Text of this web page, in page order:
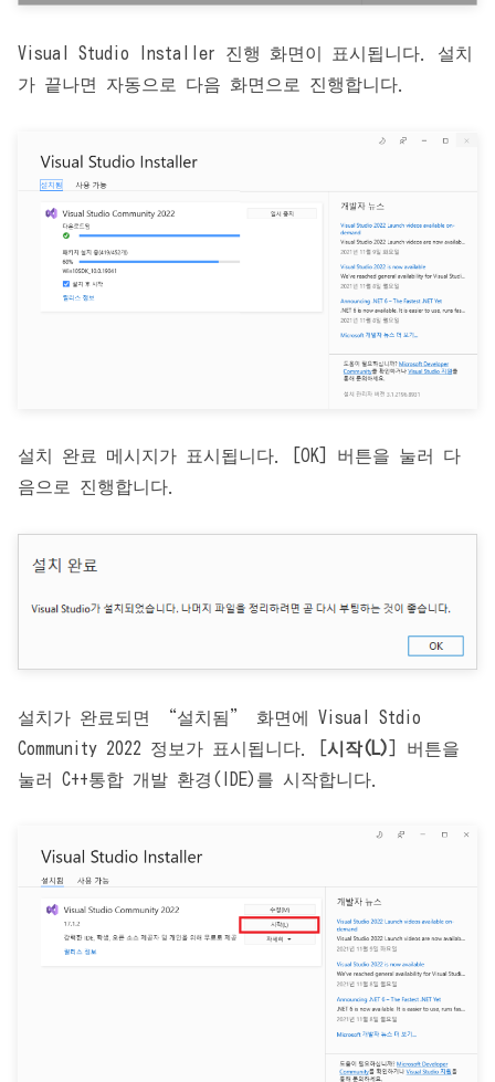
Visual Studio Installer 진행 화면이 표시됩니다. 설치
가 끝나면 자동으로 다음 화면으로 진행합니다.
설치 완료 메시지가 표시됩니다. [OK] 버튼을 눌러 다
음으로 진행합니다.
설치가 완료되면 “설치됨” 화면에 Visual Stdio
Community 2022 정보가 표시됩니다. [ 시작(L)
] 버튼을
눌러 C++통합 개발 환경(IDE)를 시작합니다.